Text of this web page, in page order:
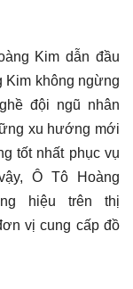
Kim dẫn đầu
Kim không ngừng
đội ngũ nhân
xu hướng mới
tốt nhất phục vụ
Ô Tô Hoàng
hiệu trên thị
vị cung cấp đồ